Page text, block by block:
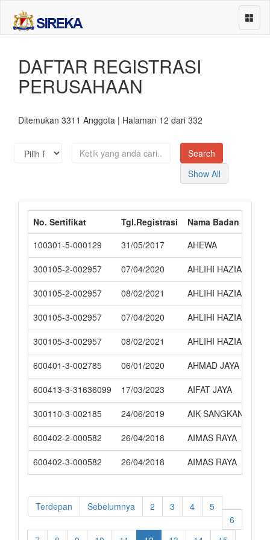
Beranda
Asosiasi Perusahaan
Services
Contact
DAFTAR REGISTRASI
PERUSAHAAN
Ditemukan 3311 Anggota | Halaman 12 dari 332
Show All
No. Sertifikat Tgl.Registrasi
Nama Badan Usaha
100301-5-000129
31/05/2017
AHEWA
300105-2-002957
07/04/2020
AHLIHI
300105-2-002957
08/02/2021
AHLIHI
300105-3-002957
07/04/2020
AHLIHI
300105-3-002957
08/02/2021
AHLIHI
600401-3-002785
06/01/2020
AHMAD JAYA ABADI
600413-3-31636099
17/03/2023
AIFAT JAYA
300110-3-002185
24/06/2019
AIK SANGKANAN
600402-2-000582
26/04/2018
AIMAS RAYA
600402-3-000582
26/04/2018 AIMAS RAYA
Terdepan Sebelumnya 2 3 4
5
6